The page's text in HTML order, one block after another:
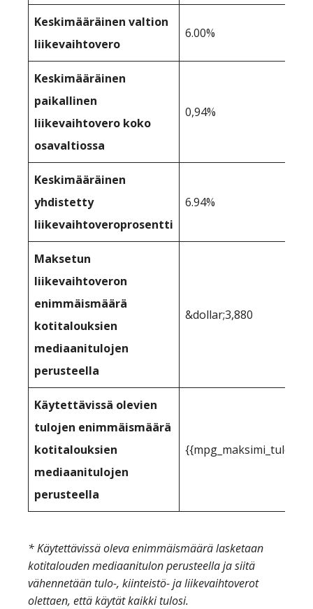
Keskimääräinen valtion
liikevaihtovero
6.00%
Keskimääräinen
paikallinen
liikevaihtovero koko
osavaltiossa
0,94%
Keskimääräinen
yhdistetty
liikevaihtoveroprosentti
6.94%
Maksetun
liikevaihtoveron
enimmäismäärä
kotitalouksien
mediaanitulojen
perusteella
&dollar;3,880
Käytettävissä olevien
tulojen enimmäismäärä
kotitalouksien
mediaanitulojen
perusteella
* Käytettävissä oleva enimmäismäärä lasketaan
kotitalouden mediaanitulon perusteella ja siitä
vähennetään tulo-, kiinteistö- ja liikevaihtoverot
olettaen, että käytät kaikki tulosi.